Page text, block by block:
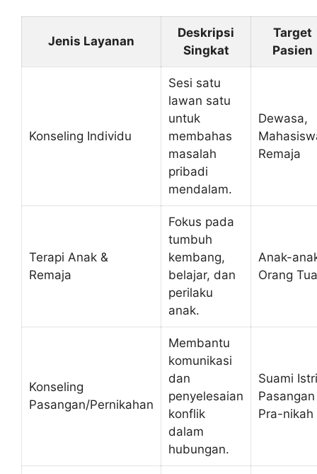
Jenis Layanan
Deskripsi
Singkat
Target
Pasien
Konseling Individu
Sesi satu
lawan satu
untuk
membahas
masalah
pribadi
mendalam.
Dewasa,
Remaja
Terapi Anak &
Remaja
Fokus pada
tumbuh
kembang,
belajar, dan
perilaku
anak.
Anak-
Orang Tua
Konseling
Pasangan/Pernikahan
Membantu
komunikasi
dan
penyelesaian
konflik
dalam
hubungan.
Suami
Pasangan
Pra-nikah